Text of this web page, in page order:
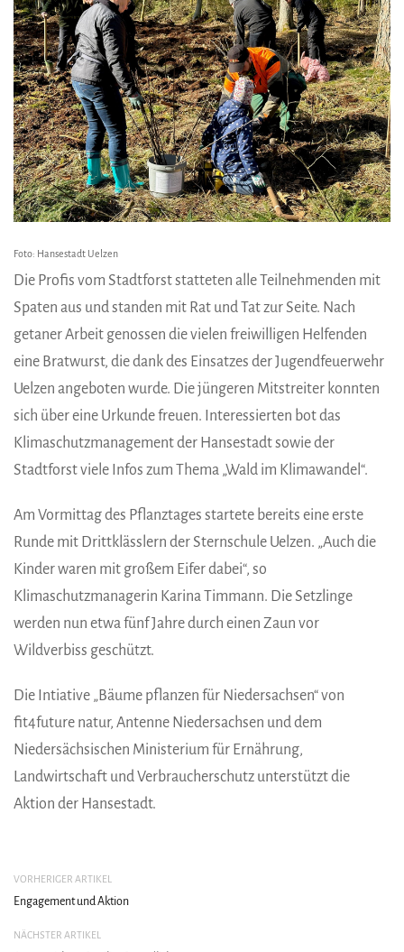
Foto: Hansestadt Uelzen
Die Profis vom Stadtforst statteten alle Teilnehmenden mit
Spaten aus und standen mit Rat und Tat zur Seite. Nach
getaner Arbeit genossen die vielen freiwilligen Helfenden
eine Bratwurst, die dank des Einsatzes der Jugendfeuerwehr
Uelzen angeboten wurde. Die jüngeren Mitstreiter konnten
sich über eine Urkunde freuen. Interessierten bot das
Klimaschutzmanagement der Hansestadt sowie der
Stadtforst viele Infos zum Thema „Wald im Klimawandel“.
Am Vormittag des Pflanztages startete bereits eine erste
Runde mit Drittklässlern der Sternschule Uelzen. „Auch die
Kinder waren mit großem Eifer dabei“, so
Klimaschutzmanagerin Karina Timmann. Die Setzlinge
werden nun etwa fünf Jahre durch einen Zaun vor
Wildverbiss geschützt.
Die Intiative „Bäume pflanzen für Niedersachsen“ von
fit4future natur, Antenne Niedersachsen und dem
Niedersächsischen Ministerium für Ernährung,
Landwirtschaft und Verbraucherschutz unterstützt die
Aktion der Hansestadt.
VORHERIGER ARTIKEL
Engagement und Aktion
NÄCHSTER ARTIKEL